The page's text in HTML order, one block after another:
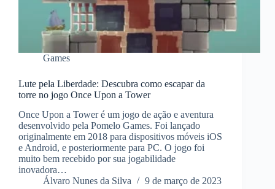
Games
Lute pela Liberdade: Descubra como escapar da
torre no jogo Once Upon a Tower
Once Upon a Tower é um jogo de ação e aventura
desenvolvido pela Pomelo Games. Foi lançado
originalmente em 2018 para dispositivos móveis iOS
e Android, e posteriormente para PC. O jogo foi
muito bem recebido por sua jogabilidade
inovadora…
Álvaro Nunes da Silva
9 de março de 2023